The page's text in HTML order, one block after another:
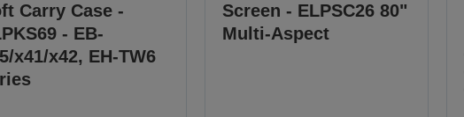
Carry Case -
- EB-
x41/x42, EH-TW6
Screen - ELPSC26 80"
Multi-Aspect